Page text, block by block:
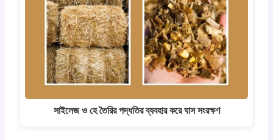
সাইলেজ ও হে তৈরির পদ্ধতির ব্যবহার করে ঘাস সংরক্ষণ